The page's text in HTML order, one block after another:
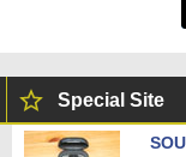
Special Site